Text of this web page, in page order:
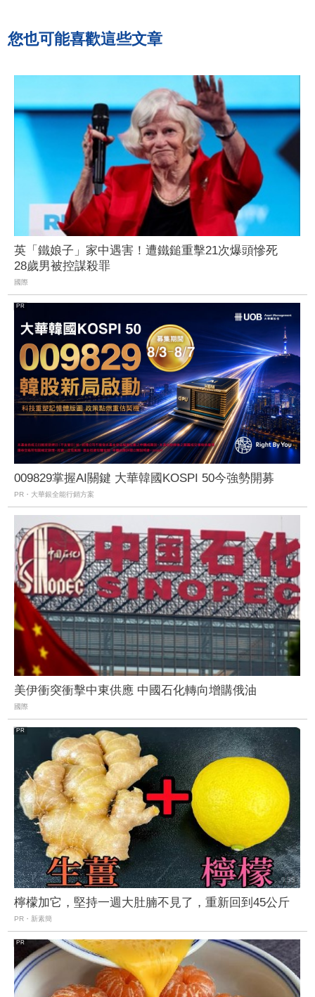
您也可能喜歡這些文章
英「鐵娘子」家中遇害！遭鐵鎚重擊21次爆頭慘死
28歲男被控謀殺罪
國際
009829掌握AI關鍵 大華韓國KOSPI 50今強勢開募
PR・大華銀全能行銷方案
美伊衝突衝擊中東供應 中國石化轉向增購俄油
國際
檸檬加它，堅持一週大肚腩不見了，重新回到45公斤
PR・新素簡